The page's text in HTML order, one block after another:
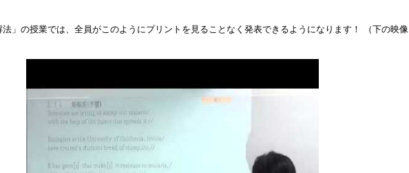
法」の授業では、全員がこのようにプリントを見ることなく発表できるようになります！ （下の映像